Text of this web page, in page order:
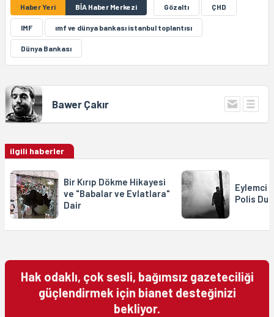
Haber Yeri BİA Haber Merkezi Gözaltı ÇHD
IMF ımf ve dünya bankası istanbul toplantısı
Dünya Bankası
Bawer Çakır
ilgili haberler
Bir Kırıp Dökme Hikayesi
ve "Babalar ve Evlatlara"
Dair
Eylemci
Polis
Hak odaklı, çok sesli, bağımsız gazeteciliği
güçlendirmek için bianet desteğinizi
bekliyor.